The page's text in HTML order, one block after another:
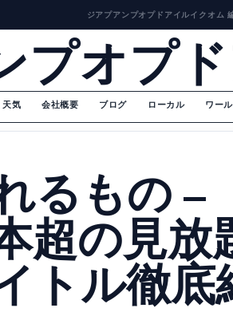
ジアプアンプオプドアイルイクオム
プオプ
天気 会社概要 ブログ ローカル ワー
るもの –
超の見放
トル徹底